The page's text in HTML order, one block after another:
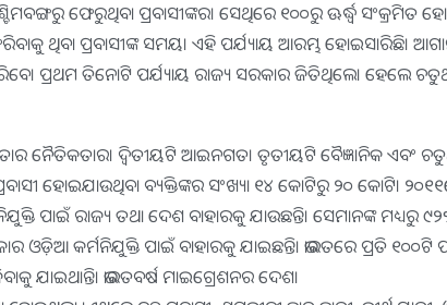
ଫେରୁଥିବା ପ୍ରବାସୀଙ୍କର। ସେଥିରେ ୧୦୦ରୁ ଊର୍ଦ୍ଧ୍ୱ ସଂକ୍ରମିତ
ଥିବା ପ୍ରବାସୀଙ୍କ ସମୟ। ଏହି ପର୍ଯ୍ୟାୟ ଆରମ୍ଭ ହୋଇସାରିଛି।
ପ୍ରଥମ ତିନୋଟି ପର୍ଯ୍ୟାୟ ରାଜ୍ୟ ସରକାର ଜିତିଥିଲେ। ହେଲେ
ନୈତିକତାର। ଦ୍ୱିତୀୟଟି ଆଇନଗତ। ତୃତୀୟଟି ବୈଜ୍ଞାନିକ ଏବଂ
ପ୍ରବାସୀ ହୋଇଯାଉଥିବା ବ୍ୟକ୍ତିଙ୍କର ସଂଖ୍ୟା ୧୪ କୋଟିରୁ ୨୦ କୋଟି।
ପାଇଁ ରାଜ୍ୟ ତଥା ଦେଶ ବାହାରକୁ ଯାଉଛନ୍ତି। ସେମାନଙ୍କ ମଧ୍ୟରୁ
ଓଡ଼ିଆ କର୍ମନିଯୁକ୍ତି ପାଇଁ ବାହାରକୁ ଯାଇଛନ୍ତି। ଭାରତରେ ପ୍ରତି ୧୦୦ଟି
ଯାଇଥାନ୍ତି। ଭାରତବର୍ଷ ମାଇଗ୍ରେଶନର ଦେଶ।